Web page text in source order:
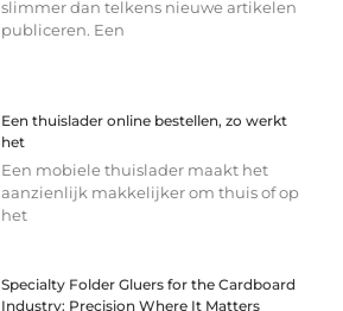
slimmer dan telkens nieuwe artikelen
publiceren. Een
Een thuislader online bestellen, zo werkt
het
Een mobiele thuislader maakt het
aanzienlijk makkelijker om thuis of op
het
Specialty Folder Gluers for the Cardboard
Industry: Precision Where It Matters